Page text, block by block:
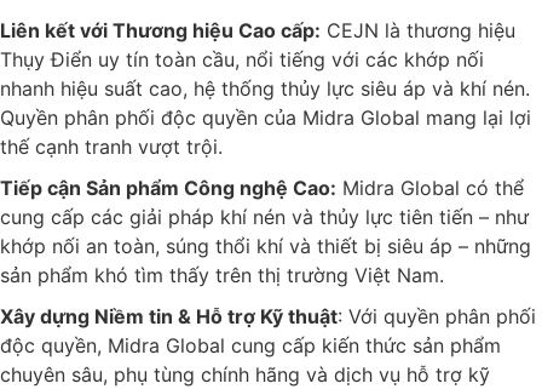
Liên kết với Thương hiệu Cao cấp: CEJN là thương hiệu
Thụy Điển uy tín toàn cầu, nổi tiếng với các khớp nối
nhanh hiệu suất cao, hệ thống thủy lực siêu áp và khí nén.
Quyền phân phối độc quyền của Midra Global mang lại lợi
thế cạnh tranh vượt trội.
Tiếp cận Sản phẩm Công nghệ Cao: Midra Global có thể
cung cấp các giải pháp khí nén và thủy lực tiên tiến – như
khớp nối an toàn, súng thổi khí và thiết bị siêu áp – những
sản phẩm khó tìm thấy trên thị trường Việt Nam.
Xây dựng Niềm tin & Hỗ trợ Kỹ thuật: Với quyền phân phối
độc quyền, Midra Global cung cấp kiến thức sản phẩm
chuyên sâu, phụ tùng chính hãng và dịch vụ hỗ trợ kỹ